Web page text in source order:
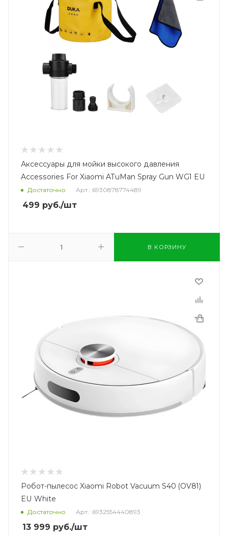
Аксессуары для мойки высокого давления
Accessories For Xiaomi ATuMan Spray Gun WG1 EU
Достаточно Арт.: 6930878774489
499 руб./шт
В КОРЗИНУ
Робот-пылесос Xiaomi Robot Vacuum S40 (OV81)
EU White
Достаточно Арт.: 6932554440893
13 999 руб./шт